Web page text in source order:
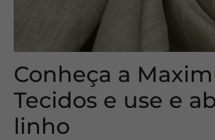
Conheça a
Tecidos e use e
linho